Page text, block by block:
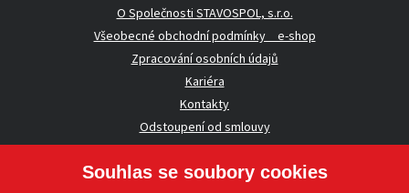
O Společnosti STAVOSPOL, s.r.o.
Všeobecné obchodní podmínky _ e-shop
Zpracování osobních údajů
Kariéra
Kontakty
Odstoupení od smlouvy
UŽITEČNÉ INFORMACE
Souhlas se soubory cookies